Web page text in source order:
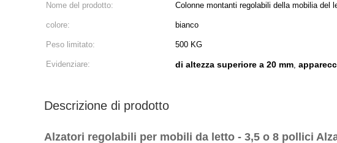
Nome del prodotto:
Colonne montanti regolabili della mobilia del
montanti resistenti a 8 pollici
colore: bianco
Peso limitato: 500 KG
Evidenziare: di altezza superiore a 20 mm,
Descrizione di prodotto
Alzatori regolabili per mobili da letto - 3,5 o 8 pollici